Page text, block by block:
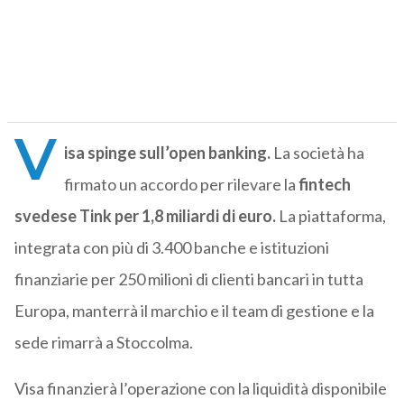
V isa spinge sull’open banking.La società ha
firmato un accordo per rilevare lafintech
svedese Tink per 1,8 miliardi di euro.La piattaforma,
integrata con più di 3.400 banche e istituzioni
finanziarie per 250 milioni di clienti bancari in tutta
Europa, manterrà il marchio e il team di gestione e la
sede rimarrà a Stoccolma.
Visa finanzierà l’operazione con la liquidità disponibile